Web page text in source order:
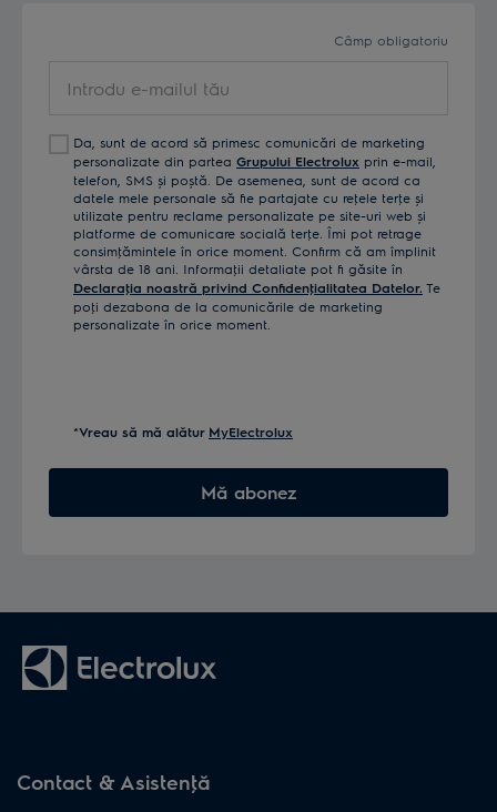
Câmp obligatoriu
tău Da, sunt de acord să primesc comunicări de marketing
personalizate din partea Grupului Electrolux prin e-mail,
telefon, SMS și poștă. De asemenea, sunt de acord ca
datele mele personale să fie partajate cu reţele terţe și
utilizate pentru reclame personalizate pe site-uri web și
platforme de comunicare socială terţe. Îmi pot retrage
consimţămintele în orice moment. Confirm că am împlinit
vârsta de 18 ani. Informaţii detaliate pot fi găsite în
Declaraţia noastră privind Confidenţialitatea Datelor. Te
poţi dezabona de la comunicările de marketing
personalizate în orice moment.
*Vreau să mă alătur MyElectrolux
Mă abonez
Contact & Asistenţă